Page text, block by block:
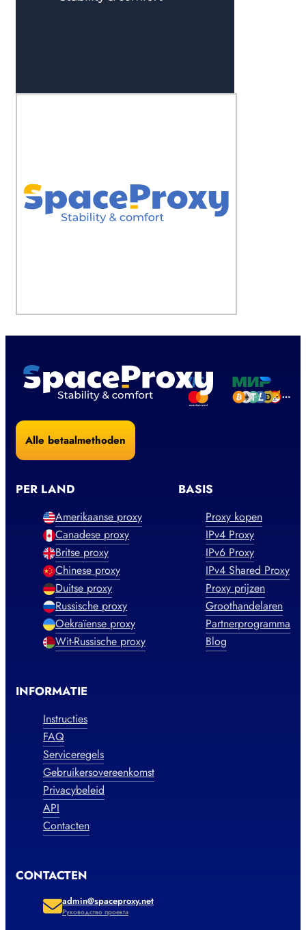
Alle betaalmethoden
PER LAND
Amerikaanse proxy
Canadese proxy
Britse proxy
Chinese proxy
Duitse proxy
Russische proxy
Oekraïense proxy
Wit-Russische proxy
BASIS
Proxy kopen
IPv4 Proxy
IPv6 Proxy
IPv4 Shared Proxy
Proxy prijzen
Groothandelaren
Partnerprogramma
Blog
INFORMATIE
Instructies
FAQ
Serviceregels
Gebruikersovereenkomst
Privacybeleid
API
Contacten
CONTACTEN
admin@spaceproxy.net
Руководство проекта